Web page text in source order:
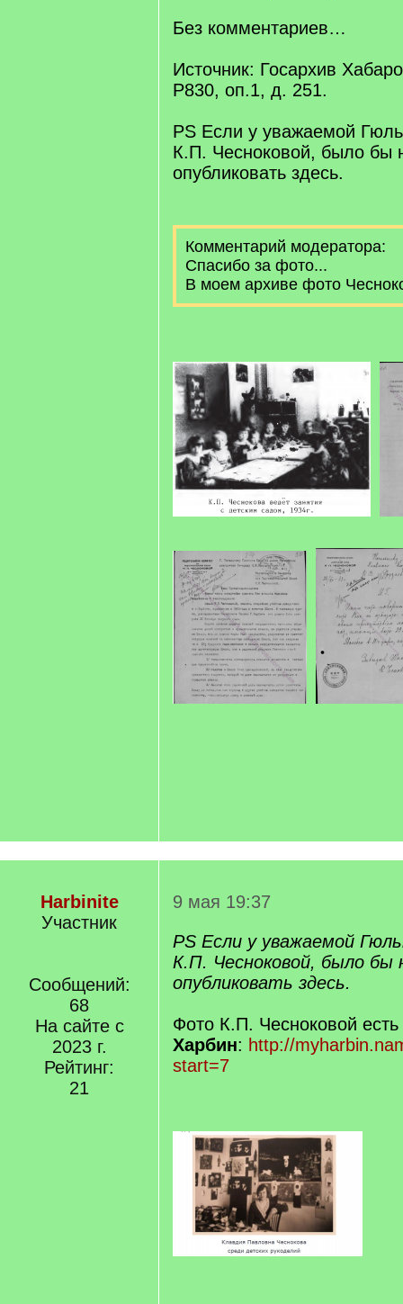
Без комментариев…
Источник: Госархив
Р830, оп.1, д. 251.
PS Если у уважаемой
К.П. Чесноковой, было бы
опубликовать здесь.
Комментарий модератора:
Спасибо за фото...
В моем архиве фото
Harbinite
Участник
Сообщений:
68
На сайте с
2023 г.
Рейтинг:
21
9 мая 19:37
PS Если у уважаемой
К.П. Чесноковой, было бы
опубликовать здесь.
Фото К.П. Чесноковой
Харбин: http://
start=7